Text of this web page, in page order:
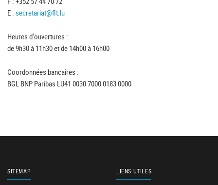
E : secretariat@flt.lu
Heures d'ouvertures :
de 9h30 à 11h30 et de 14h00 à 16h00
Coordonnées bancaires :
BGL BNP Paribas LU41 0030 7000 0183 0000
SITEMAP LIENS UTILES